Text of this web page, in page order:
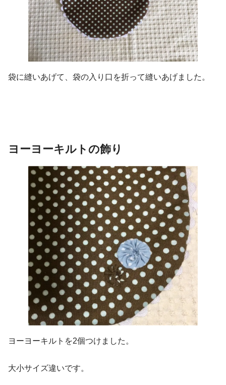
袋に縫いあげて、袋の入り口を折って縫いあげました。
ヨーヨーキルトの飾り
ヨーヨーキルトを2個つけました。
大小サイズ違いです。